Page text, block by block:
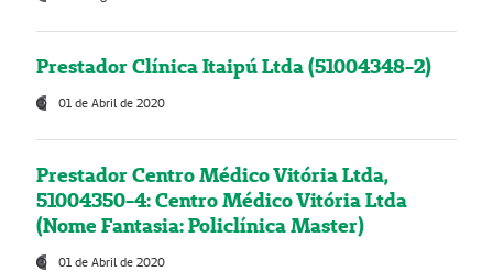
Prestador Clínica Itaipú Ltda (51004348-2)
01 de Abril de 2020
Prestador Centro Médico Vitória Ltda,
51004350-4: Centro Médico Vitória Ltda
(Nome Fantasia: Policlínica Master)
01 de Abril de 2020